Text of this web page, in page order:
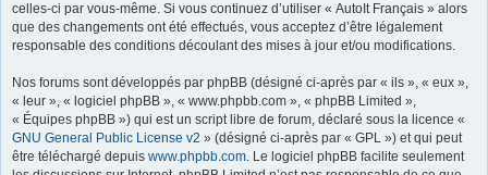
celles-ci par vous-même. Si vous continuez d’utiliser « AutoIt Français » alors
que des changements ont été effectués, vous acceptez d’être légalement
responsable des conditions découlant des mises à jour et/ou modifications.
Nos forums sont développés par phpBB (désigné ci-après par « ils », « eux »,
« leur », « logiciel phpBB », « www.phpbb.com », « phpBB Limited »,
« Équipes phpBB ») qui est un script libre de forum, déclaré sous la licence «
GNU General Public License v2 » (désigné ci-après par « GPL ») et qui peut
être téléchargé depuis www.phpbb.com. Le logiciel phpBB facilite seulement